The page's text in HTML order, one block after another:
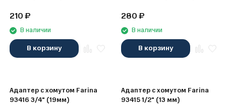
210₽
В наличии
В корзину
280₽
В наличии
В корзину
Адаптер с хомутом Farina
93416 3/4" (19мм)
Адаптер с хомутом Farina
93415 1/2" (13 мм)